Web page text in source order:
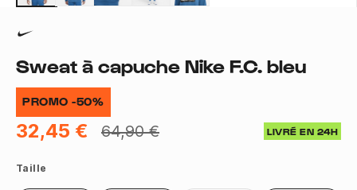
Sweat à capuche Nike F.C. bleu
PROMO -50%
32,45 € 64,90 € LIVRÉ EN 24H
Taille